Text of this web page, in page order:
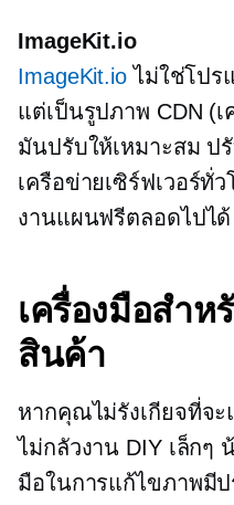
ImageKit.io
ImageKit.ioไม่ใช่โปร
แต่เป็นรูปภาพ CDN (
มันปรับให้เหมาะสม ป
เครือข่ายเซิร์ฟเวอร์ทั่
งานแผนฟรีตลอดไปได้
เครื่องมือสำห
สินค้า
หากคุณไม่รังเกียจที่จะ
ไม่กลัวงาน DIY เล็กๆ
มือในการแก้ไขภาพมี